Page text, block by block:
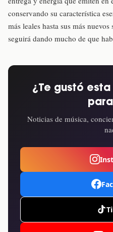
conservando su característica
más leales hasta sus más
seguirá dando mucho de que
¿Te gustó
Noticias de música,